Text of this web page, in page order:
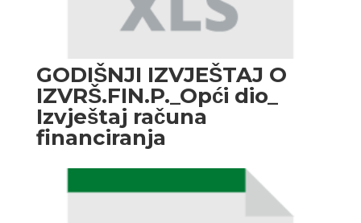
GODIŠNJI IZVJEŠTAJ O
IZVRŠ.FIN.P._Opći dio_
Izvještaj računa
financiranja